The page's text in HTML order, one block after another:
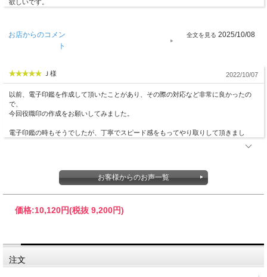
■サイズ別価格表
16.5mm 10,340円
18mm 10,560円
※セールなどで価格が変更する場合があります。
カートに設定された価格を優先とします。
一般的に細身（小さめ）の印鑑は、エレガントなイメージを。太め（大きめ）の印
欲しいです。
お店からのコメン
ト
2025/10/08
Ｊ様 2022/10/07
以前、電子印鑑を作成して頂いたことがあり、その際の対応など非常に良かったの
で、
今回役職印の作成をお願いしてみました。
電子印鑑の時もそうでしたが、丁寧でスピード感をもってやり取りして頂きまし
お客様からのお声一覧
価格:10,120円(税抜 9,200円)
注文